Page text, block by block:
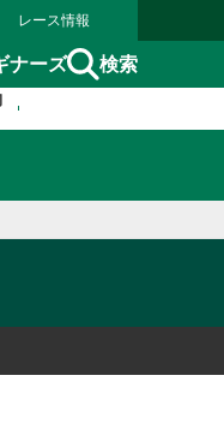
レース情報
ナーズ 検索